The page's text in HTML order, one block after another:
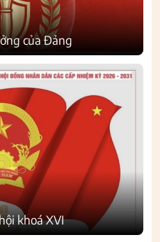
của Đảng
khoá XVI